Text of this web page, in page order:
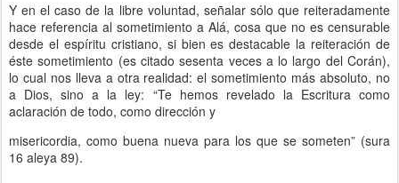
Y en el caso de la libre voluntad, señalar sólo que reiteradamente
hace referencia al sometimiento a Alá, cosa que no es censurable
desde el espíritu cristiano, si bien es destacable la reiteración de
éste sometimiento (es citado sesenta veces a lo largo del Corán),
lo cual nos lleva a otra realidad: el sometimiento más absoluto, no
a Dios, sino a la ley: “Te hemos revelado la Escritura como
aclaración de todo, como dirección y
misericordia, como buena nueva para los que se someten” (sura
16 aleya 89).